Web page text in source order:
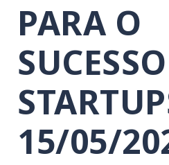
PARA O
15/05/